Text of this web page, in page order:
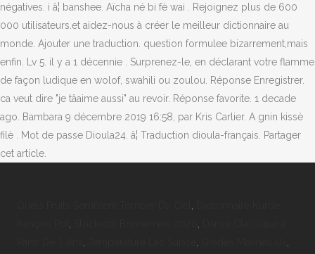
négatives. i â¦ banshee. Aïcha né bi fè wai . Rejoignez plus de 600
000 utilisateurs.et aidez-nous à créer le meilleur dictionnaire au
monde. Ajouter une traduction. question formulee bizarrement,mais
enfin. Lv 5. il y a 1 décennie . Surprenez-le, en déclarant votre flamme
de façon ludique en wolof, swahili ou zoulou. Réponse Enregistrer.
ca veut dire "je tâaime aussi" au revoir. Réponse favorite. 1 decade
ago. Bambara 9 décembre 2019 16:58, par Kris Carlier. A gnin kissè
filè . Mot de passe Dioula24. â¦ Traduction dioula-français. Partager
cet article.